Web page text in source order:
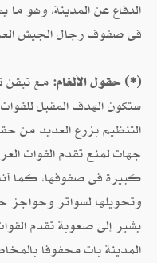
الدفاع عن المدينة، وهو
فى صفوف رجال الجيش
(*) حقول الألغام: مع تيقن
ستكون الهدف المقبل للقوات
التنظيم بزرع العديد من
جهات لمنع تقدم القوات
كبيرة فى صفوفها، كما أنه
وتحويلها لسواتر وحواجز
يشير إلى صعوبة تقدم
المدينة بات محفوفا